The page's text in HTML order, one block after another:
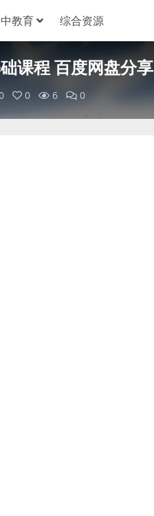
教育 综合资源
课程 百度网盘分享
0 6 0